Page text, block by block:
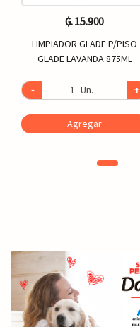
₲. 15.900
LIMPIADOR GLADE P/PISO
GLADE LAVANDA 875ML
- Un. +
Agregar